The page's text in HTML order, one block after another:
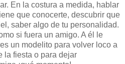
En la costura a medida, hablar
que conocerte, descubrir que
saber algo de tu personalidad.
si fuera un amigo. A él le
un modelito para volver loco a
la fiesta o para dejar